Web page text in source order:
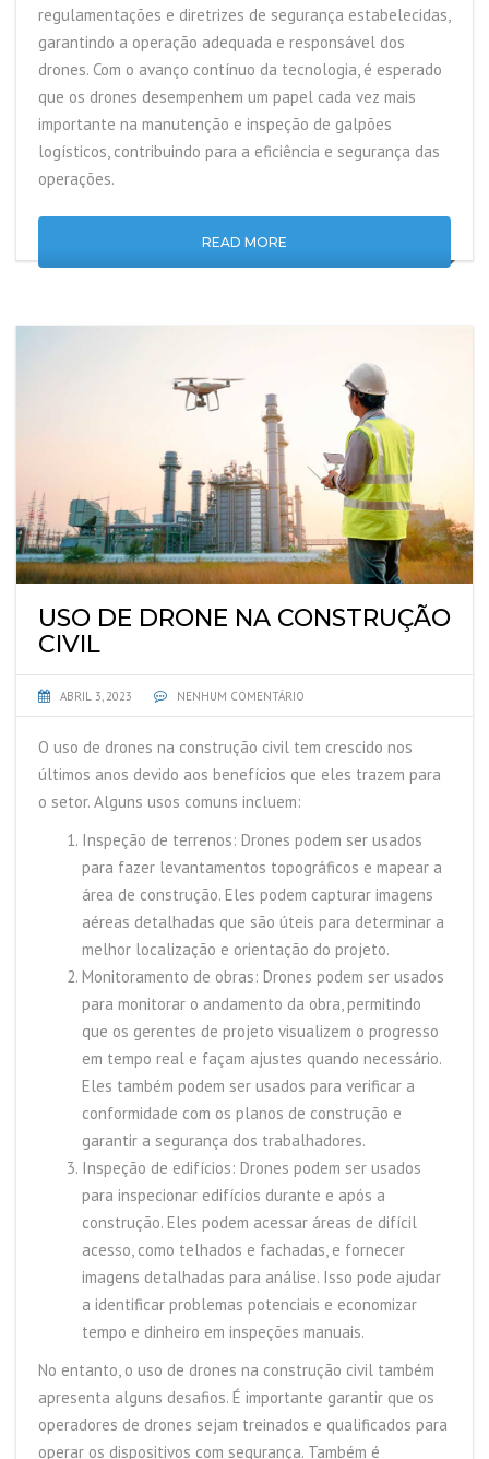
regulamentações e diretrizes de segurança estabelecidas,
garantindo a operação adequada e responsável dos
drones. Com o avanço contínuo da tecnologia, é esperado
que os drones desempenhem um papel cada vez mais
importante na manutenção e inspeção de galpões
logísticos, contribuindo para a eficiência e segurança das
operações.
READ MORE
USO DE DRONE NA CONSTRUÇÃO
CIVIL
ABRIL 3, 2023 NENHUM COMENTÁRIO
O uso de drones na construção civil tem crescido nos
últimos anos devido aos benefícios que eles trazem para
o setor. Alguns usos comuns incluem:
Inspeção de terrenos: Drones podem ser usados
para fazer levantamentos topográficos e mapear a
área de construção. Eles podem capturar imagens
aéreas detalhadas que são úteis para determinar a
melhor localização e orientação do projeto.
Monitoramento de obras: Drones podem ser usados
para monitorar o andamento da obra, permitindo
que os gerentes de projeto visualizem o progresso
em tempo real e façam ajustes quando necessário.
Eles também podem ser usados para verificar a
conformidade com os planos de construção e
garantir a segurança dos trabalhadores.
Inspeção de edifícios: Drones podem ser usados
para inspecionar edifícios durante e após a
construção. Eles podem acessar áreas de difícil
acesso, como telhados e fachadas, e fornecer
imagens detalhadas para análise. Isso pode ajudar
a identificar problemas potenciais e economizar
tempo e dinheiro em inspeções manuais.
No entanto, o uso de drones na construção civil também
apresenta alguns desafios. É importante garantir que os
operadores de drones sejam treinados e qualificados para
operar os dispositivos com segurança. Também é